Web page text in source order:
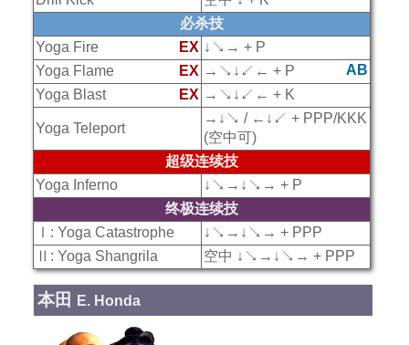
必杀技
EX
Yoga Fire
↓↘→ + P
EX
Yoga Flame AB
→↘↓↙← + P
EX
Yoga Blast →↘↓↙← + K
Yoga Teleport
→↓↘ / ←↓↙ + PPP/KKK
(空中可)
超级连续技
Yoga Inferno
↓↘→↓↘→ + P
终极连续技
Ⅰ: Yoga Catastrophe
↓↘→↓↘→ + PPP
Ⅱ: Yoga Shangrila
空中 ↓↘→↓↘→ + PPP
本田 E. Honda